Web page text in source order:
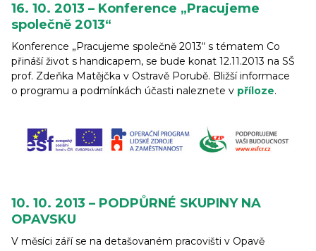
16. 10. 2013 – Konference „Pracujeme
společně 2013“
Konference „Pracujeme společně 2013“ s tématem Co
přináší život s handicapem, se bude konat 12.11.2013 na SŠ
prof. Zdeňka Matějčka v Ostravě Porubě. Bližší informace
o programu a podmínkách účasti naleznete v příloze.
10. 10. 2013 – PODPŮRNÉ SKUPINY NA
OPAVSKU
V měsíci září se na detašovaném pracovišti v Opavě